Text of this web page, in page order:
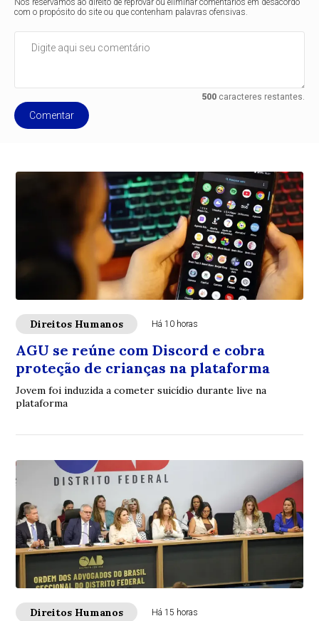
Nos reservamos ao direito de reprovar ou eliminar comentários em desacordo
com o propósito do site ou que contenham palavras ofensivas.
500caracteres restantes.
Comentar
Direitos Humanos Há 10 horas
AGU se reúne com Discord e cobra
proteção de crianças na plataforma
Jovem foi induzida a cometer suicídio durante live na
plataforma
Direitos Humanos Há 15 horas